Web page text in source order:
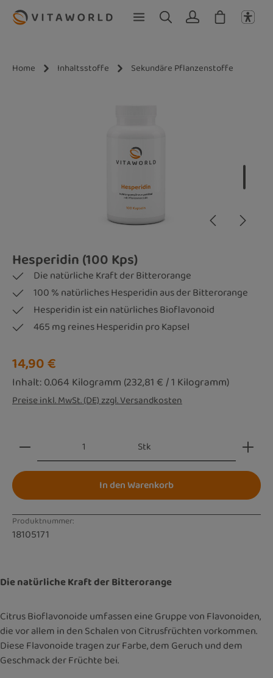
Zum Hauptinhalt springen
Home Inhaltsstoffe Sekundäre Pflanzenstoffe
Hesperidin (100 Kps)
Die natürliche Kraft der Bitterorange
100 % natürliches Hesperidin aus der Bitterorange
Hesperidin ist ein natürliches Bioflavonoid
465 mg reines Hesperidin pro Kapsel
Regulärer Preis:
14,90 €
Inhalt:0.064 Kilogramm (232,81 € / 1 Kilogramm)
Preise inkl. MwSt. (DE) zzgl. Versandkosten
Produkt Anzahl: Gib den gewünschten Wert ein
Stk
In den Warenkorb
Produktnummer:
18105171
Die natürliche Kraft der Bitterorange
Citrus Bioflavonoide umfassen eine Gruppe von Flavonoiden,
die vor allem in den Schalen von Citrusfrüchten vorkommen.
Diese Flavonoide tragen zur Farbe, dem Geruch und dem
Geschmack der Früchte bei.